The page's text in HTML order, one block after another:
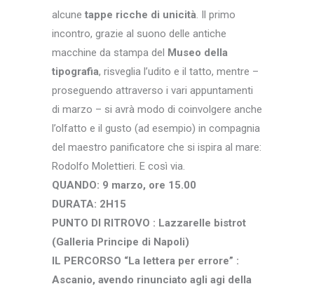
alcune tappe ricche di unicità. Il primo
incontro, grazie al suono delle antiche
macchine da stampa del Museo della
tipografia, risveglia l’udito e il tatto, mentre –
proseguendo attraverso i vari appuntamenti
di marzo – si avrà modo di coinvolgere anche
l’olfatto e il gusto (ad esempio) in compagnia
del maestro panificatore che si ispira al mare:
Rodolfo Molettieri. E così via.
QUANDO: 9 marzo, ore 15.00
DURATA: 2H15
PUNTO DI RITROVO : Lazzarelle bistrot
(Galleria Principe di Napoli)
IL PERCORSO “La lettera per errore” :
Ascanio, avendo rinunciato agli agi della